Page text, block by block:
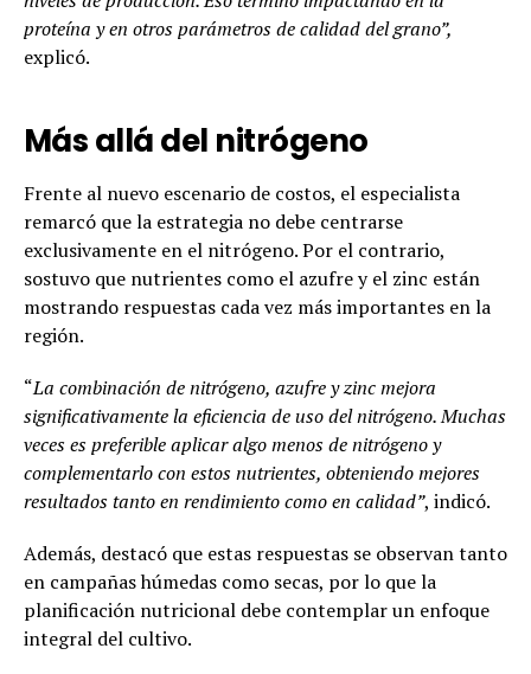
proteína y en otros parámetros de calidad del grano”,
explicó.
Más allá del nitrógeno
Frente al nuevo escenario de costos, el especialista
remarcó que la estrategia no debe centrarse
exclusivamente en el nitrógeno. Por el contrario,
sostuvo que nutrientes como el azufre y el zinc están
mostrando respuestas cada vez más importantes en la
región.
“La combinación de nitrógeno, azufre y zinc mejora
significativamente la eficiencia de uso del nitrógeno. Muchas
veces es preferible aplicar algo menos de nitrógeno y
complementarlo con estos nutrientes, obteniendo mejores
resultados tanto en rendimiento como en calidad”, indicó.
Además, destacó que estas respuestas se observan tanto
en campañas húmedas como secas, por lo que la
planificación nutricional debe contemplar un enfoque
integral del cultivo.